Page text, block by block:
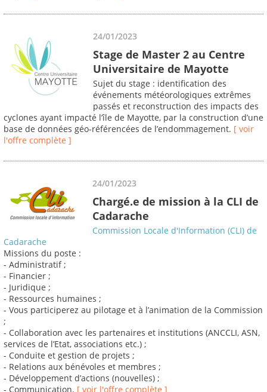
24/01/2023
Stage de Master 2 au Centre
Universitaire de Mayotte
Sujet du stage : identification des
événements météorologiques extrêmes
passés et reconstruction des impacts des
cyclones ayant impacté l’île de Mayotte, par la construction d’une
base de données géo‐référencées de l’endommagement. [ voir
l'offre complète ]
24/01/2023
Chargé.e de mission à la CLI de
Cadarache
Commission Locale d'Information (CLI) de
Cadarache
Missions du poste :
- Administratif ;
- Financier ;
- Juridique ;
- Ressources humaines ;
- Vous participerez au pilotage et à l’animation de la Commission
;
- Collaboration avec les partenaires et institutions (ANCCLI, ASN,
services de l’Etat, associations etc.) ;
- Conduite et gestion de projets ;
- Relations aux bénévoles et membres ;
- Développement d’actions (nouvelles) ;
- Communication. [ voir l'offre complète ]